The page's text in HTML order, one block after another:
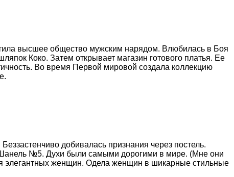
высшее общество мужским нарядом. Влюбилась в Боя
Коко. Затем открывает магазин готового платья. Ее
Во время Первой мировой создала коллекцию
добивалась признания через постель.
Шанель №5. Духи были самыми дорогими в мире. (Мне они
элегантных женщин. Одела женщин в шикарные стильные